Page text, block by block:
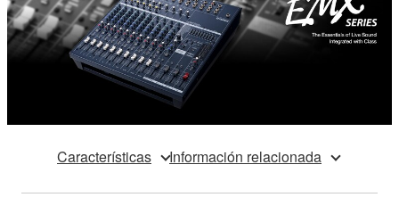
Características Información relacionada